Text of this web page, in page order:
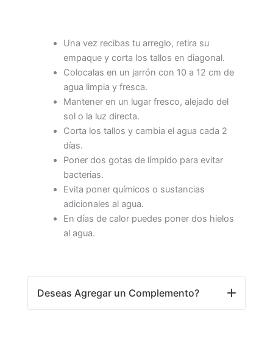
Una vez recibas tu arreglo, retira su
empaque y corta los tallos en diagonal.
Colocalas en un jarrón con 10 a 12 cm de
agua limpia y fresca.
Mantener en un lugar fresco, alejado del
sol o la luz directa.
Corta los tallos y cambia el agua cada 2
días.
Poner dos gotas de límpido para evitar
bacterias.
Evita poner químicos o sustancias
adicionales al agua.
En días de calor puedes poner dos hielos
al agua.
Deseas Agregar un Complemento?